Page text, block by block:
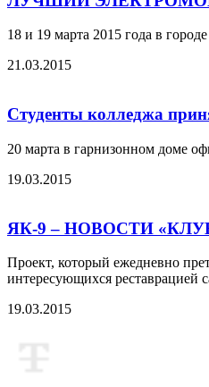
18 и 19 марта 2015 года в
21.03.2015
Студенты колледжа
20 марта в гарнизонном доме
19.03.2015
ЯК-9 – НОВОСТИ
Проект, который ежедневно
интересующихся реставрацией
19.03.2015